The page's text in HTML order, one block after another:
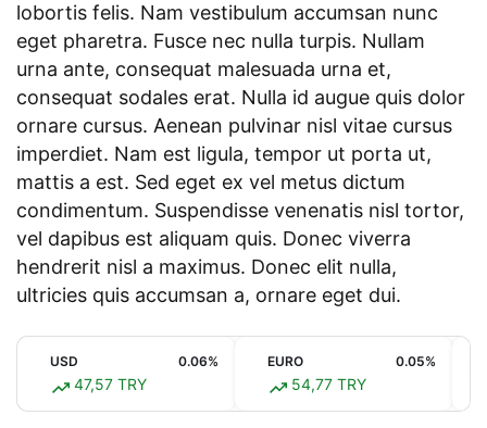
lobortis felis. Nam vestibulum accumsan nunc
eget pharetra. Fusce nec nulla turpis. Nullam
urna ante, consequat malesuada urna et,
consequat sodales erat. Nulla id augue quis dolor
ornare cursus. Aenean pulvinar nisl vitae cursus
imperdiet. Nam est ligula, tempor ut porta ut,
mattis a est. Sed eget ex vel metus dictum
condimentum. Suspendisse venenatis nisl tortor,
vel dapibus est aliquam quis. Donec viverra
hendrerit nisl a maximus. Donec elit nulla,
ultricies quis accumsan a, ornare eget dui.
USD 0.06%
47,57 TRY
EURO 0.05%
54,77 TRY